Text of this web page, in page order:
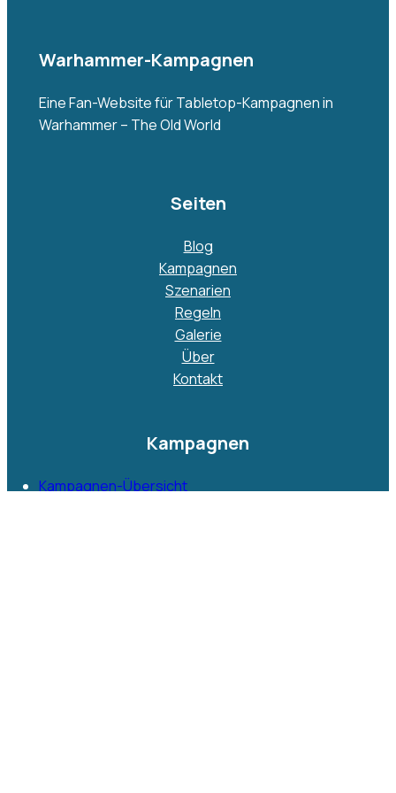
Warhammer-Kampagnen
Eine Fan-Website für Tabletop-Kampagnen in
Warhammer – The Old World
Seiten
Blog
Kampagnen
Szenarien
Regeln
Galerie
Über
Kontakt
Kampagnen
Kampagnen-Übersicht